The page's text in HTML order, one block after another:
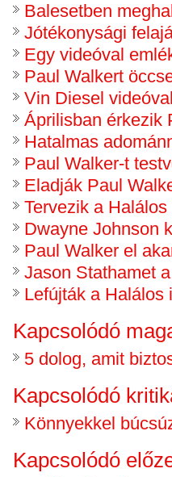
Balesetben
Jótékonysági
Egy videóval
Paul Walkert
Vin Diesel
Áprilisban érkezik
Hatalmas
Paul Walker-t
Eladják Paul
Tervezik a
Dwayne Johnson
Paul Walker el
Jason Stathamet
Lefújták a Halálos
Kapcsolódó
5 dolog, amit
Kapcsolódó
Könnyekkel
Kapcsolódó